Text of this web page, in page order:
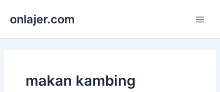
onlajer.com
makan kambing